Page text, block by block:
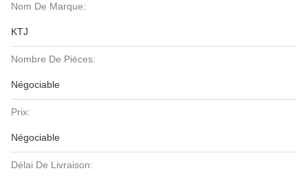
Nom De Marque:
KTJ
Nombre De Pièces:
Négociable
Prix:
Négociable
Délai De Livraison: